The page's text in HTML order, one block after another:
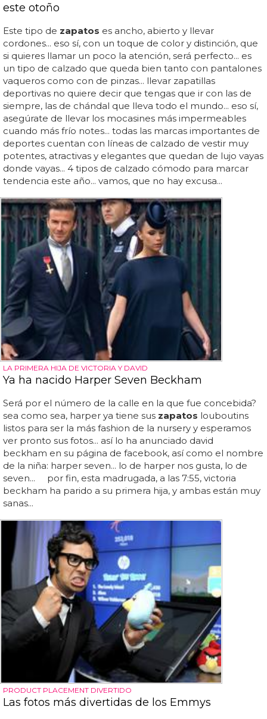
este otoño
Este tipo de zapatos es ancho, abierto y llevar
cordones... eso sí, con un toque de color y distinción, que
si quieres llamar un poco la atención, será perfecto... es
un tipo de calzado que queda bien tanto con pantalones
vaqueros como con de pinzas... llevar zapatillas
deportivas no quiere decir que tengas que ir con las de
siempre, las de chándal que lleva todo el mundo... eso sí,
asegúrate de llevar los mocasines más impermeables
cuando más frío notes... todas las marcas importantes de
deportes cuentan con líneas de calzado de vestir muy
potentes, atractivas y elegantes que quedan de lujo vayas
donde vayas... 4 tipos de calzado cómodo para marcar
tendencia este año... vamos, que no hay excusa...
LA PRIMERA HIJA DE VICTORIA Y DAVID
Ya ha nacido Harper Seven Beckham
Será por el número de la calle en la que fue concebida?
sea como sea, harper ya tiene sus zapatos louboutins
listos para ser la más fashion de la nursery y esperamos
ver pronto sus fotos... así lo ha anunciado david
beckham en su página de facebook, así como el nombre
de la niña: harper seven... lo de harper nos gusta, lo de
seven... por fin, esta madrugada, a las 7:55, victoria
beckham ha parido a su primera hija, y ambas están muy
sanas...
PRODUCT PLACEMENT DIVERTIDO
Las fotos más divertidas de los Emmys